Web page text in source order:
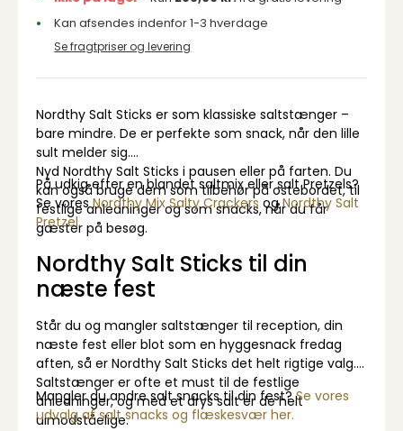
Kan afsendes indenfor 1-3 hverdage
Se fragtpriser og levering
Nordthy Salt Sticks er som klassiske saltstænger –
bare mindre. De er perfekte som snack, når den lille
sult melder sig.
Nyd Nordthy Salt Sticks i pausen eller på farten. Du
kan også bruge dem som tilbehør på ostebordet, til
festlige anledninger og som snacks, når du får
gæster på besøg.
På udkig efter en blandet saltmix eller salt Pretzels?
Se voresNordthy Mix Salty CrackersogNordthy Salt
Pretzel.
Nordthy Salt Sticks til din
næste fest
Står du og mangler saltstænger til reception, din
næste fest eller blot som en hyggesnack fredag
aften, så er Nordthy Salt Sticks det helt rigtige valg.
Saltstænger er ofte et must til de festlige
anledninger, og med et drys salt er de helt
uimodståelige.
Mangler du andre salt snacks til din fest?Se vores
udvalg af salt snacks og flæskesvær her.